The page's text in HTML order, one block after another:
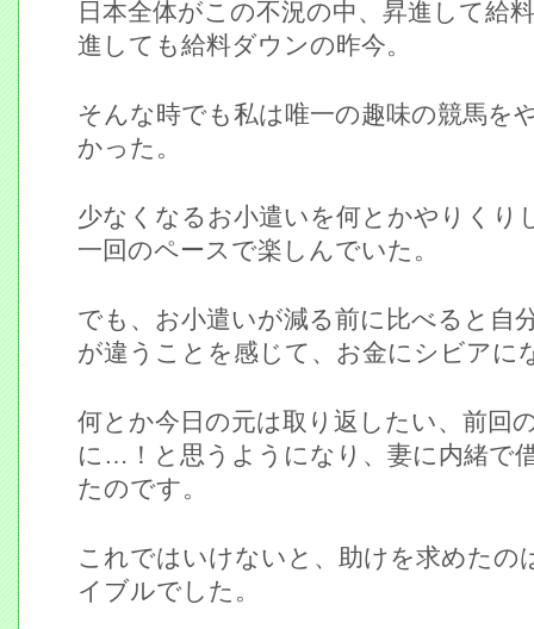
日本全体がこの不況の中、昇進して給
進しても給料ダウンの昨今。
そんな時でも私は唯一の趣味の競馬を
かった。
少なくなるお小遣いを何とかやりくり
一回のペースで楽しんでいた。
でも、お小遣いが減る前に比べると自
が違うことを感じて、お金にシビアに
何とか今日の元は取り返したい、前回
に…！と思うようになり、妻に内緒で
たのです。
これではいけないと、助けを求めたの
イブルでした。